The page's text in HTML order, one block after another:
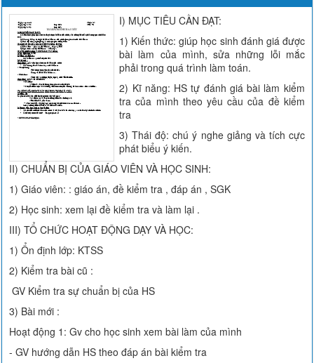
I) MỤC TIÊU CẦN ĐẠT:
1) Kiến thức: giúp học sinh đánh giá được
bài làm của mình, sửa những lỗi mắc
phải trong quá trình làm toán.
2) Kĩ năng: HS tự đánh giá bài làm kiểm
tra của mình theo yêu cầu của đề kiểm
tra
3) Thái độ: chú ý nghe giảng và tích cực
phát biểu ý kiến.
II) CHUẨN BỊ CỦA GIÁO VIÊN VÀ HỌC SINH:
1) Giáo viên: : giáo án, đề kiểm tra , đáp án , SGK
2) Học sinh: xem lại đề kiểm tra và làm lại .
III) TỔ CHỨC HOẠT ĐỘNG DẠY VÀ HỌC:
1) Ổn định lớp: KTSS
2) Kiểm tra bài cũ :
GV Kiểm tra sự chuẩn bị của HS
3) Bài mới :
Hoạt động 1: Gv cho học sinh xem bài làm của mình
- GV hướng dẫn HS theo đáp án bài kiểm tra